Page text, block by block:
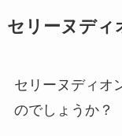
セリーヌディ
セリーヌディオ
のでしょうか？